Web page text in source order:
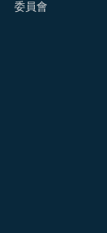
委員會